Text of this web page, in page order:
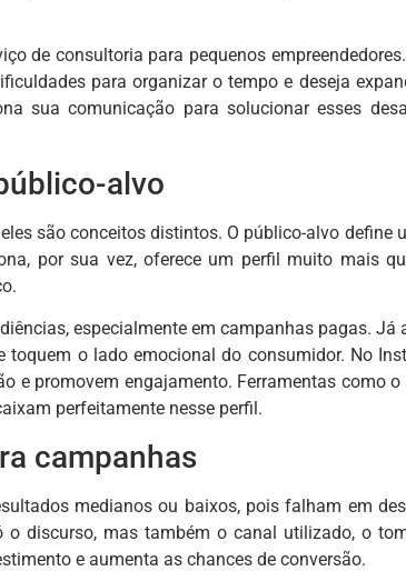
de consultoria para pequenos
para organizar o tempo e deseja
sua comunicação para solucionar esses
alvo
são conceitos distintos. O público-alvo define
por sua vez, oferece um perfil muito mais
especialmente em campanhas pagas.
o lado emocional do consumidor. No
e promovem engajamento. Ferramentas como o
perfeitamente nesse perfil.
campanhas
medianos ou baixos, pois falham em
o discurso, mas também o canal utilizado, o
e aumenta as chances de conversão.